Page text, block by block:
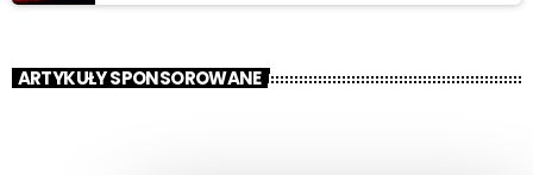
ARTYKUŁY SPONSOROWANE